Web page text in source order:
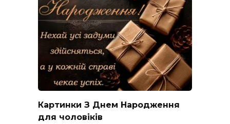
Картинки З Днем Народження
для чоловіків​